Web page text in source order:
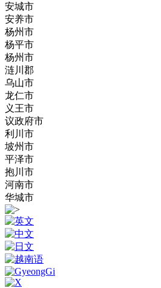
安城市
安养市
杨州市
杨平市
杨州市
涟川郡
乌山市
龙仁市
义王市
议政府市
利川市
坡州市
平泽市
抱川市
河南市
华城市